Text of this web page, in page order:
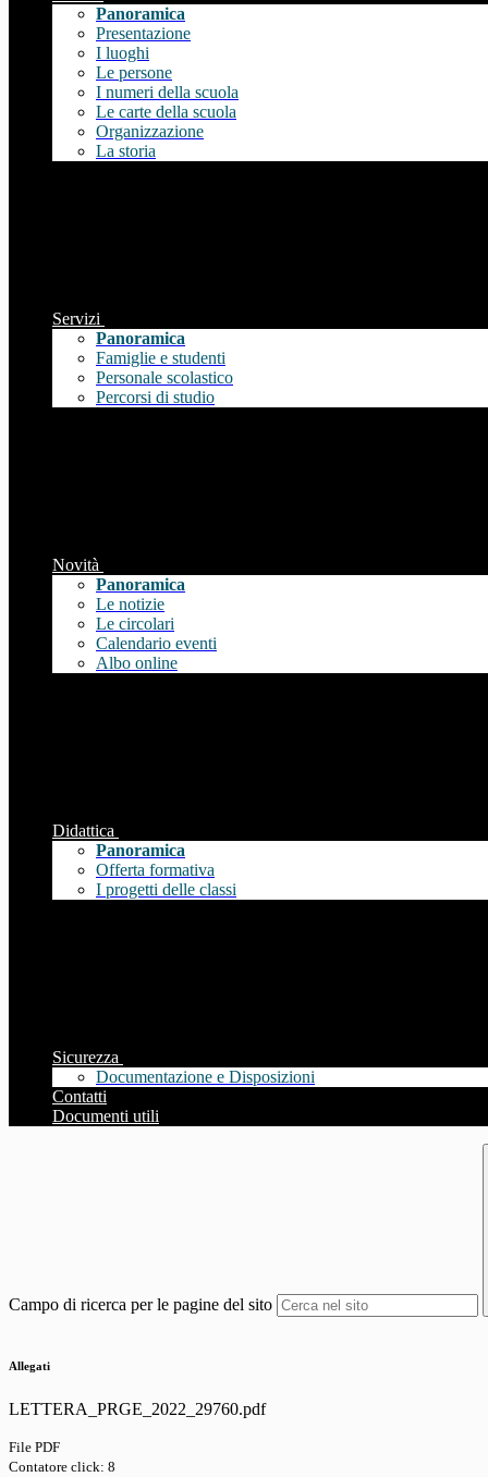
Panoramica
Presentazione
I luoghi
Le persone
I numeri della scuola
Le carte della scuola
Organizzazione
La storia
Servizi
Panoramica
Famiglie e studenti
Personale scolastico
Percorsi di studio
Novità
Panoramica
Le notizie
Le circolari
Calendario eventi
Albo online
Didattica
Panoramica
Offerta formativa
I progetti delle classi
Sicurezza
Documentazione e Disposizioni
Contatti
Documenti utili
Campo di ricerca per le pagine del sito
Allegati
LETTERA_PRGE_2022_29760.pdf
File PDF
Contatore click: 8